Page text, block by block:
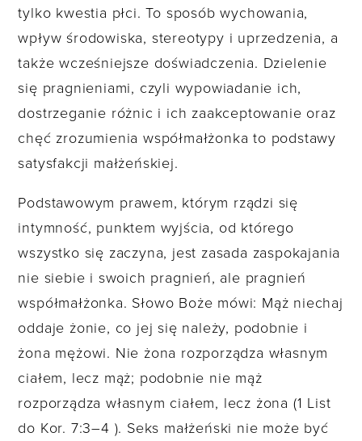
tylko kwestia płci. To sposób wychowania,
wpływ środowiska, stereotypy i uprzedzenia, a
także wcześniejsze doświadczenia. Dzielenie
się pragnieniami, czyli wypowiadanie ich,
dostrzeganie różnic i ich zaakceptowanie oraz
chęć zrozumienia współmałżonka to podstawy
satysfakcji małżeńskiej.
Podstawowym prawem, którym rządzi się
intymność, punktem wyjścia, od którego
wszystko się zaczyna, jest zasada zaspokajania
nie siebie i swoich pragnień, ale pragnień
współmałżonka. Słowo Boże mówi: Mąż niechaj
oddaje żonie, co jej się należy, podobnie i
żona mężowi. Nie żona rozporządza własnym
ciałem, lecz mąż; podobnie nie mąż
rozporządza własnym ciałem, lecz żona (1 List
do Kor. 7:3–4 ). Seks małżeński nie może być